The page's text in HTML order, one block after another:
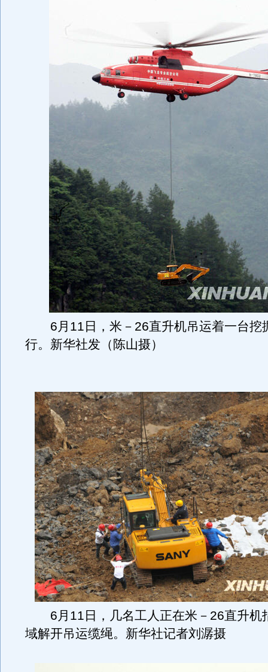
6月11日，米－26直升机吊运着一台挖
行。新华社发（陈山摄）
6月11日，几名工人正在米－26直升机
域解开吊运缆绳。新华社记者刘潺摄